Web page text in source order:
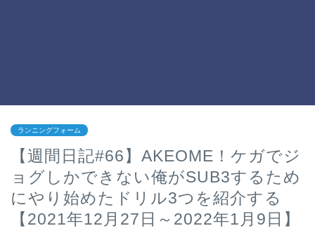
ランニングフォーム
【週間日記#66】AKEOME！ケガでジ
ョグしかできない俺がSUB3するため
にやり始めたドリル3つを紹介する
【2021年12月27日～2022年1月9日】